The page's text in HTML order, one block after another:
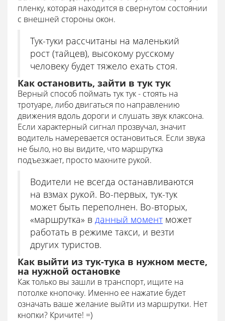
пленку, которая находится в свернутом состоянии
с внешней стороны окон.
Тук-туки рассчитаны на маленький
рост (тайцев), высокому русскому
человеку будет тяжело ехать стоя.
Как остановить, зайти в тук тук
Верный способ поймать тук тук - стоять на
тротуаре, либо двигаться по направлению
движения вдоль дороги и слушать звук клаксона.
Если характерный сигнал прозвучал, значит
водитель намеревается остановиться. Если звука
не было, но вы видите, что маршрутка
подъезжает, просто махните рукой.
Водители не всегда останавливаются
на взмах рукой. Во-первых, тук-тук
может быть переполнен. Во-вторых,
«маршрутка» в данный момент может
работать в режиме такси, и везти
других туристов.
Как выйти из тук-тука в нужном месте,
на нужной остановке
Как только вы зашли в транспорт, ищите на
потолке кнопочку. Именно ее нажатие будет
означать ваше желание выйти из маршрутки. Нет
кнопки? Кричите! =)